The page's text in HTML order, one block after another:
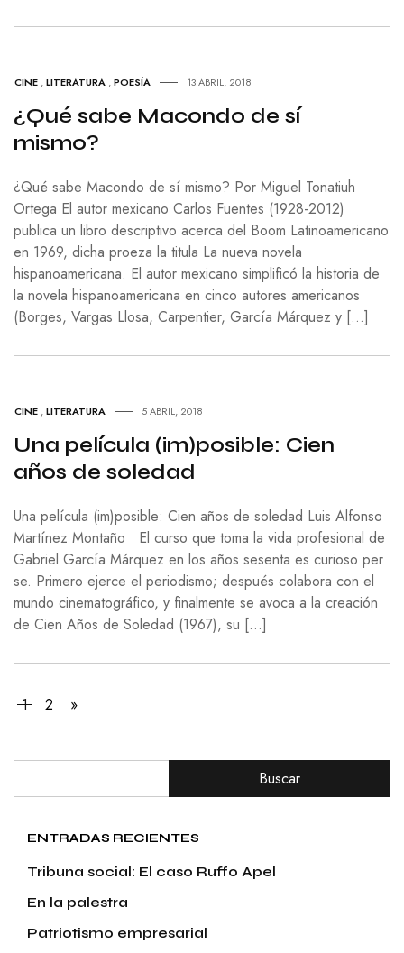
CINE ,LITERATURA ,POESÍA 13 ABRIL, 2018
¿Qué sabe Macondo de sí
mismo?
¿Qué sabe Macondo de sí mismo? Por Miguel Tonatiuh
Ortega El autor mexicano Carlos Fuentes (1928-2012)
publica un libro descriptivo acerca del Boom Latinoamericano
en 1969, dicha proeza la titula La nueva novela
hispanoamericana. El autor mexicano simplificó la historia de
la novela hispanoamericana en cinco autores americanos
(Borges, Vargas Llosa, Carpentier, García Márquez y […]
CINE ,LITERATURA 5 ABRIL, 2018
Una película (im)posible: Cien
años de soledad
Una película (im)posible: Cien años de soledad Luis Alfonso
Martínez Montaño El curso que toma la vida profesional de
Gabriel García Márquez en los años sesenta es curioso per
se. Primero ejerce el periodismo; después colabora con el
mundo cinematográfico, y finalmente se avoca a la creación
de Cien Años de Soledad (1967), su […]
1 2 »
Buscar
ENTRADAS RECIENTES
Tribuna social: El caso Ruffo Apel
En la palestra
Patriotismo empresarial